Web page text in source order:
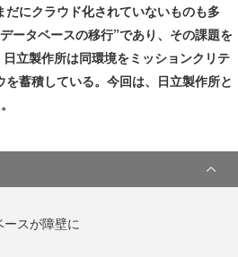
にクラウド化されていないものも多
ータベースの移行”であり、その課題を
立製作所は同環境をミッションクリテ
蓄積している。今回は、日立製作所と
スが障壁に